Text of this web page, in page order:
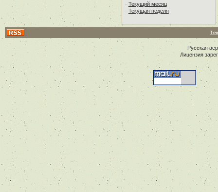
· Текущий месяц
· Текущая неделя
Русская
Лицензия